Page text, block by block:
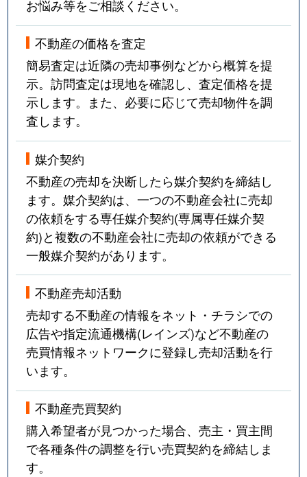
お悩み等をご相談ください。
不動産の価格を査定
簡易査定は近隣の売却事例などから概算を提
示。訪問査定は現地を確認し、査定価格を提
示します。また、必要に応じて売却物件を調
査します。
媒介契約
不動産の売却を決断したら媒介契約を締結し
ます。媒介契約は、一つの不動産会社に売却
の依頼をする専任媒介契約(専属専任媒介契
約)と複数の不動産会社に売却の依頼ができる
一般媒介契約があります。
不動産売却活動
売却する不動産の情報をネット・チラシでの
広告や指定流通機構(レインズ)など不動産の
売買情報ネットワークに登録し売却活動を行
います。
不動産売買契約
購入希望者が見つかった場合、売主・買主間
で各種条件の調整を行い売買契約を締結しま
す。